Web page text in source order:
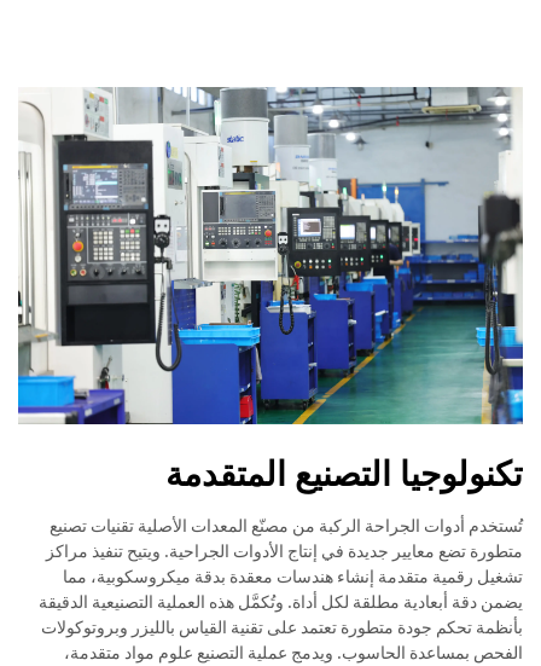
تكنولوجيا التصنيع المتقدمة
تُستخدم أدوات الجراحة الركبة من مصنّع المعدات الأصلية تقنيات تصنيع
متطورة تضع معايير جديدة في إنتاج الأدوات الجراحية. ويتيح تنفيذ مراكز
تشغيل رقمية متقدمة إنشاء هندسات معقدة بدقة ميكروسكوبية، مما
يضمن دقة أبعادية مطلقة لكل أداة. وتُكمَّل هذه العملية التصنيعية الدقيقة
بأنظمة تحكم جودة متطورة تعتمد على تقنية القياس بالليزر وبروتوكولات
الفحص بمساعدة الحاسوب. ويدمج عملية التصنيع علوم مواد متقدمة،